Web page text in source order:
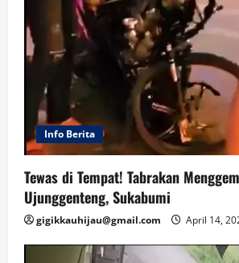
Info Berita
Tewas di Tempat! Tabrakan
Ujunggenteng, Sukabumi
gigikkauhijau@gmail.com April 14,